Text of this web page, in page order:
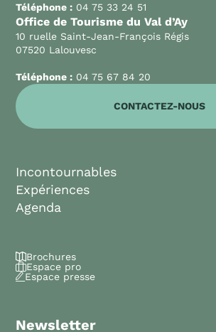
Téléphone : 04 75 33 24 51
Office de Tourisme du Val d’Ay
10 ruelle Saint-Jean-François Régis
07520 Lalouvesc
Téléphone : 04 75 67 84 20
CONTACTEZ-NOUS
Incontournables
Expériences
Agenda
Brochures
Espace pro
Espace presse
Newsletter